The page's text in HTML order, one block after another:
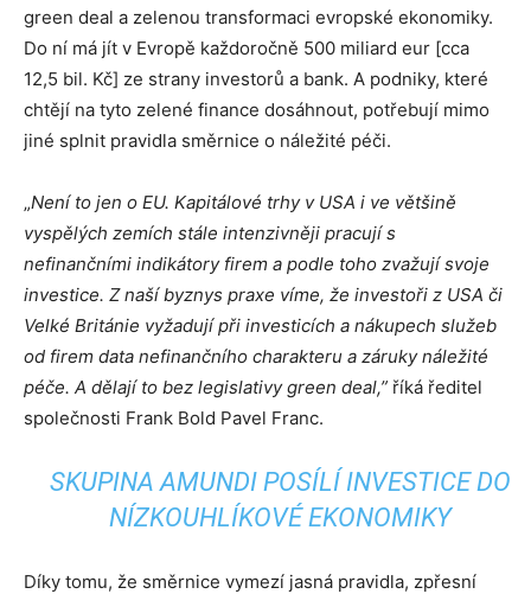
green deal a zelenou transformaci evropské ekonomiky.
Do ní má jít v Evropě každoročně 500 miliard eur [cca
12,5 bil. Kč] ze strany investorů a bank. A podniky, které
chtějí na tyto zelené finance dosáhnout, potřebují mimo
jiné splnit pravidla směrnice o náležité péči.
„Není to jen o EU. Kapitálové trhy v USA i ve většině
vyspělých zemích stále intenzivněji pracují s
nefinančními indikátory firem a podle toho zvažují svoje
investice. Z naší byznys praxe víme, že investoři z USA či
Velké Británie vyžadují při investicích a nákupech služeb
od firem data nefinančního charakteru a záruky náležité
péče. A dělají to bez legislativy green deal,” říká ředitel
společnosti Frank Bold Pavel Franc.
SKUPINA AMUNDI POSÍLÍ INVESTICE DO
NÍZKOUHLÍKOVÉ EKONOMIKY
Díky tomu, že směrnice vymezí jasná pravidla, zpřesní